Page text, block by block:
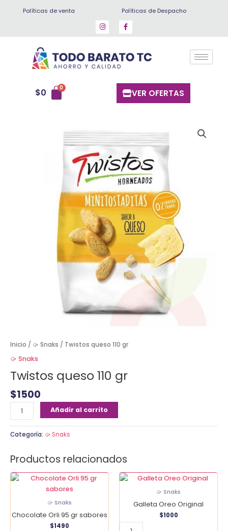
Políticas de venta Políticas de Despacho
$0 VER OFERTAS
Inicio / 🥠 Snaks / Twistos queso 110 gr
🥠 Snaks
Twistos queso 110 gr
$1500
Añadir al carrito
Categoría: 🥠 Snaks
Productos relacionados
🥠 Snaks
Chocolate Orli 95 gr sabores
$1490
variantes.
🥠 Snaks
Galleta Oreo Original
$1000
Galleta